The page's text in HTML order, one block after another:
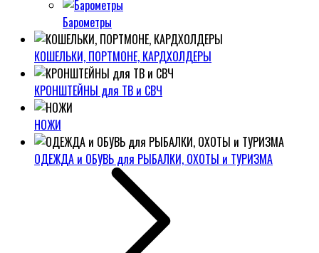
Барометры
КОШЕЛЬКИ, ПОРТМОНЕ, КАРДХОЛДЕРЫ
КРОНШТЕЙНЫ для ТВ и СВЧ
НОЖИ
ОДЕЖДА и ОБУВЬ для РЫБАЛКИ, ОХОТЫ и ТУРИЗМА